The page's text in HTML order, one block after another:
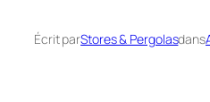
Écrit parStores & Pergolasdans